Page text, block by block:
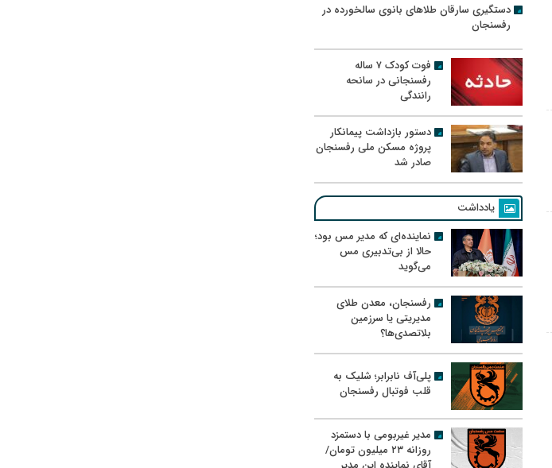
دستگیری سارقان طلاهای بانوی سالخورده در
رفسنجان
فوت کودک ۷ ساله
رفسنجانی در سانحه
رانندگی
دستور بازداشت پیمانکار
پروژه مسکن ملی رفسنجان
صادر شد
یادداشت
نماینده‌ای که مدیر مس بود؛
حالا از بی‌تدبیری مس
می‌گوید
رفسنجان، معدن طلای
مدیریتی یا سرزمین
بلاتصدی‌ها؟
پلی‌آف نابرابر؛ شلیک به
قلب فوتبال رفسنجان
مدیر غیربومی با دستمزد
روزانه ۲۳ میلیون تومان/